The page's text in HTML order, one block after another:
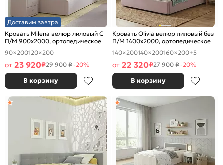
Доставим завтра
Кровать Milena велюр лиловый С
П/М 900x2000, ортопедическое
основание, изголовье мягкое
90×200120×200
от 23 920₽29 900 ₽-20%
В корзину
Кровать Olivia велюр лиловый без
П/М 1400x2000, ортопедическое
основание, изголовье мягкое
140×200140×200160×200+5
от 22 320₽27 900 ₽-20%
В корзину